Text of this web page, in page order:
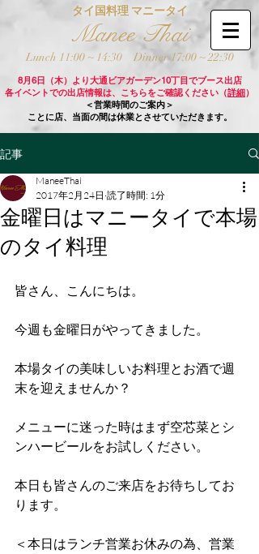
タイ国料理 マニータイ
Manee Thai
Lunch 11:00 ~ 14:30Dinner 17:00 ~ 22:30
8月6日（木）より大通ビアガーデン10丁目でブース出店
各イベントでの出店情報は、こちらをご確認ください（詳細）
＜営業時間のご案内＞
ことに店、当面の間は休業とさせていただきます。
記事
金曜日はマニータイで本場
のタイ料理
ManeeThai
2017年2月24日 読了時間: 1分
皆さん、こんにちは。
今週も金曜日がやってきました。
本場タイの美味しいお料理とお酒で週
末を迎えませんか？
メニューに迷った時はまず空芯菜とシ
ンハービールをお試しください。
本日も皆さんのご来店をお待ちしてお
ります。
＜本日はランチ営業お休みの為、営業